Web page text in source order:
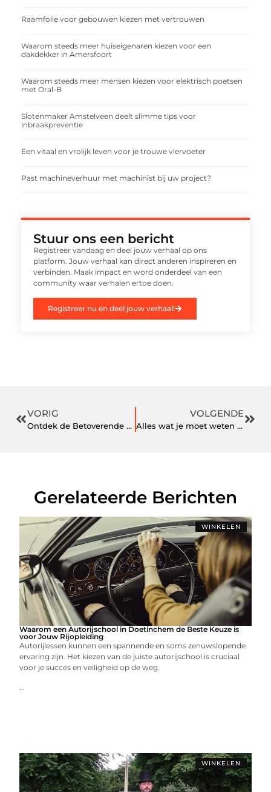
Raamfolie voor gebouwen kiezen met vertrouwen
Waarom steeds meer huiseigenaren kiezen voor een
dakdekker in Amersfoort
Waarom steeds meer mensen kiezen voor elektrisch poetsen
met Oral-B
Slotenmaker Amstelveen deelt slimme tips voor
inbraakpreventie
Een vitaal en vrolijk leven voor je trouwe viervoeter
Past machineverhuur met machinist bij uw project?
Stuur ons een bericht
Registreer vandaag en deel jouw verhaal op ons
platform. Jouw verhaal kan direct anderen inspireren en
verbinden. Maak impact en word onderdeel van een
community waar verhalen ertoe doen.
Registreer nu en deel jouw verhaal!
VORIG
Ontdek de Betoverende Wereld van Nieuwste Merkzonnebrillen
VOLGENDE
Alles wat je moet weten over temperatuur in Diest
Gerelateerde Berichten
WINKELEN
Waarom een Autorijschool in Doetinchem de Beste Keuze is
voor Jouw Rijopleiding
Autorijlessen kunnen een spannende en soms zenuwslopende
ervaring zijn. Het kiezen van de juiste autorijschool is cruciaal
voor je succes en veiligheid op de weg.
...
WINKELEN